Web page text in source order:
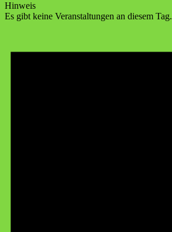
Hinweis
Es gibt keine Veranstaltungen an diesem Tag.